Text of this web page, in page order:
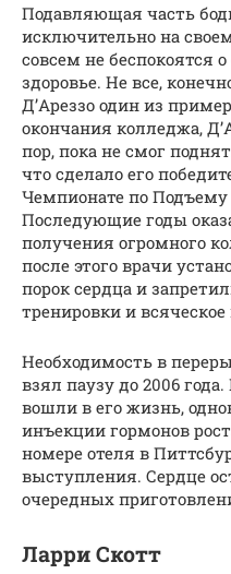
Подавляющая часть
исключительно на
совсем не беспокоятся
здоровье. Не все,
Д’Ареззо один из
окончания колледжа,
пор, пока не смог
что сделало его
Чемпионате по Подъему
Последующие годы
получения огромного
после этого врачи
порок сердца и
тренировки и
Необходимость в
взял паузу до 2006
вошли в его жизнь,
инъекции гормонов
номере отеля в
выступления. Сердце
очередных
Ларри Скотт